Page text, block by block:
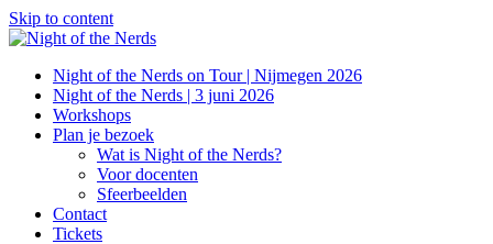
Skip to content
Night of the Nerds on Tour | Nijmegen 2026
Night of the Nerds | 3 juni 2026
Workshops
Plan je bezoek
Wat is Night of the Nerds?
Voor docenten
Sfeerbeelden
Contact
Tickets